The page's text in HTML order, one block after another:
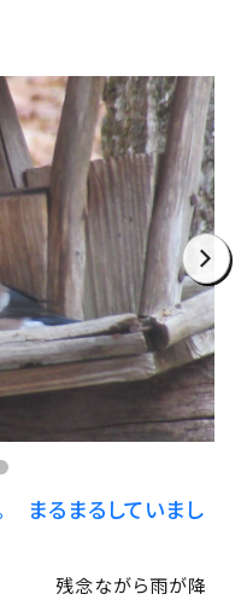
next
まるまるしていまし
雨が降